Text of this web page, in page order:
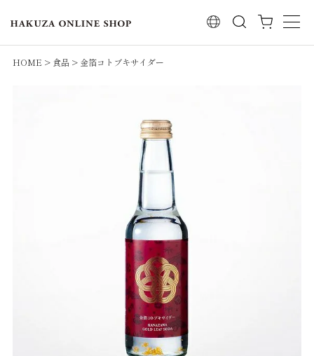
検索
HOME 食品 金箔コトブキサイダー